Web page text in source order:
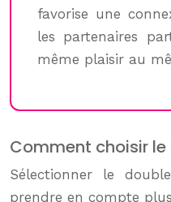
favorise une
les partenaires
même plaisir au
Comment choisir
Sélectionner le
prendre en compte